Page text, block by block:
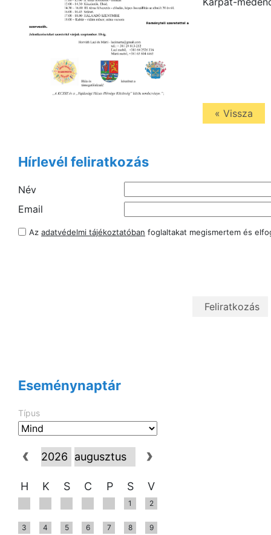
« Vissza
Hírlevél feliratkozás
Név
Email
Az adatvédelmi tájékoztatóban foglaltakat megismertem és
Eseménynaptár
Típus
H K S C P S V
1 2
3 4 5 6 7 8 9